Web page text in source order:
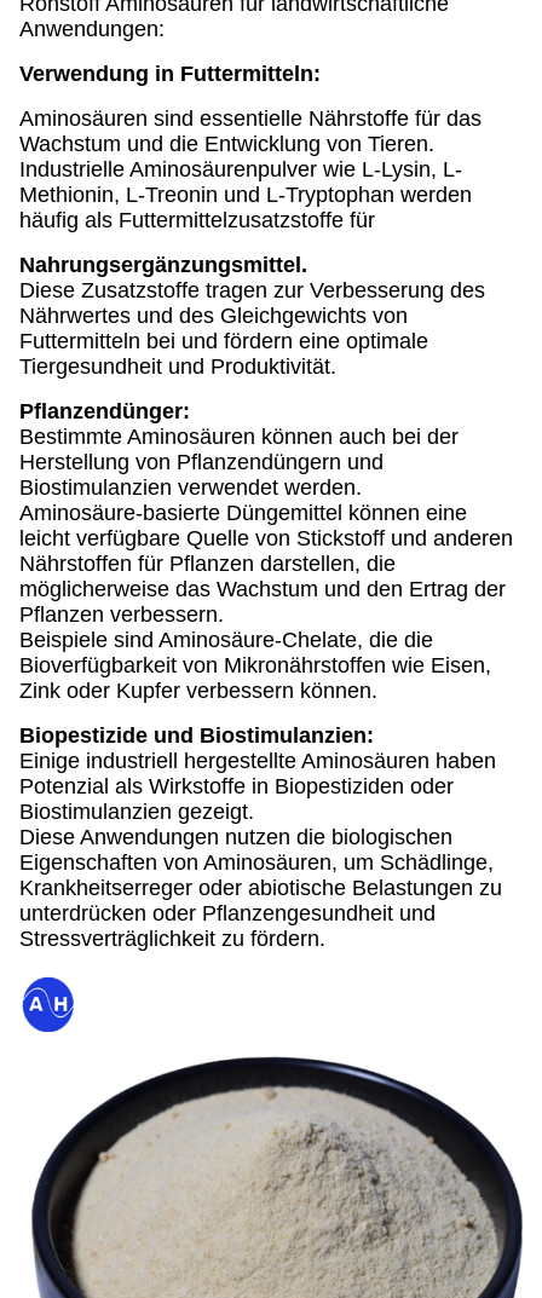
Anwendungen:
Verwendung in Futtermitteln:
Aminosäuren sind essentielle Nährstoffe für das
Wachstum und die Entwicklung von Tieren.
Industrielle Aminosäurenpulver wie L-Lysin, L-
Methionin, L-Treonin und L-Tryptophan werden
häufig als Futtermittelzusatzstoffe für
Nahrungsergänzungsmittel.
Diese Zusatzstoffe tragen zur Verbesserung des
Nährwertes und des Gleichgewichts von
Futtermitteln bei und fördern eine optimale
Tiergesundheit und Produktivität.
Pflanzendünger:
Bestimmte Aminosäuren können auch bei der
Herstellung von Pflanzendüngern und
Biostimulanzien verwendet werden.
Aminosäure-basierte Düngemittel können eine
leicht verfügbare Quelle von Stickstoff und anderen
Nährstoffen für Pflanzen darstellen, die
möglicherweise das Wachstum und den Ertrag der
Pflanzen verbessern.
Beispiele sind Aminosäure-Chelate, die die
Bioverfügbarkeit von Mikronährstoffen wie Eisen,
Zink oder Kupfer verbessern können.
Biopestizide und Biostimulanzien:
Einige industriell hergestellte Aminosäuren haben
Potenzial als Wirkstoffe in Biopestiziden oder
Biostimulanzien gezeigt.
Diese Anwendungen nutzen die biologischen
Eigenschaften von Aminosäuren, um Schädlinge,
Krankheitserreger oder abiotische Belastungen zu
unterdrücken oder Pflanzengesundheit und
Stressverträglichkeit zu fördern.